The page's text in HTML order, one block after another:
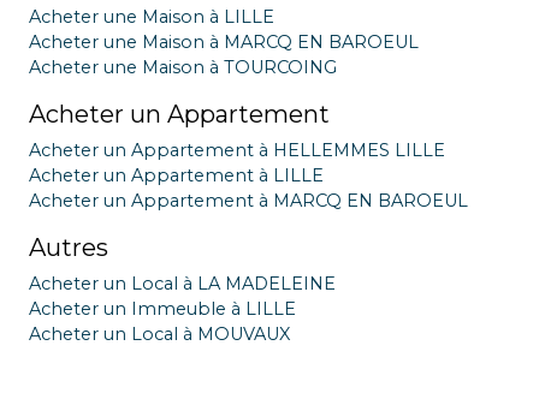
Acheter une Maison à LILLE
Acheter une Maison à MARCQ EN BAROEUL
Acheter une Maison à TOURCOING
Acheter un Appartement
Acheter un Appartement à HELLEMMES LILLE
Acheter un Appartement à LILLE
Acheter un Appartement à MARCQ EN BAROEUL
Autres
Acheter un Local à LA MADELEINE
Acheter un Immeuble à LILLE
Acheter un Local à MOUVAUX